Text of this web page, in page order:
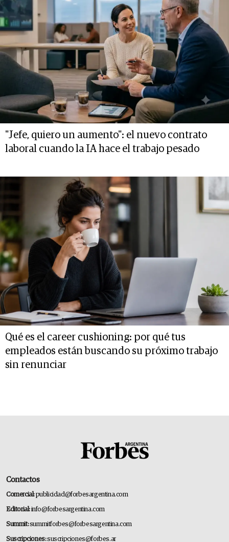
"Jefe, quiero un aumento": el nuevo contrato
laboral cuando la IA hace el trabajo pesado
Qué es el career cushioning: por qué tus
empleados están buscando su próximo trabajo
sin renunciar
Contactos
Comercial:publicidad@forbesargentina.com
Editorial:info@forbesargentina.com
Summit:summitforbes@forbesargentina.com
Suscripciones:suscripciones@forbes.ar